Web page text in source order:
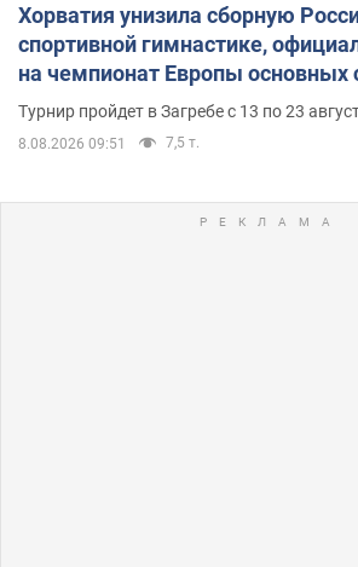
Хорватия унизила сборную
спортивной гимнастике,
на чемпионат Европы основных
Турнир пройдет в Загребе с 13 по 23
8.08.2026 09:51 7,5 т.